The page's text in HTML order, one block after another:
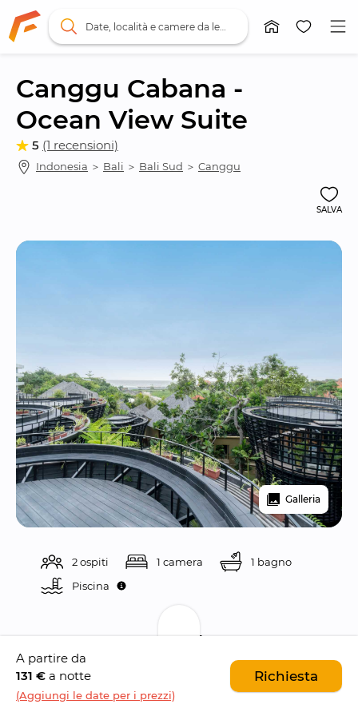
Canggu Cabana -
Ocean View Suite
5 (1 recensioni)
Indonesia ＞ Bali ＞ Bali Sud ＞ Canggu
SALVA
Galleria
2 ospiti 1 camera
1 bagno
Piscina
Descrizione
Canggu Cabana
è un moderno resort con un
A partire da
131 € a notte
(Aggiungi le date per i prezzi)
Richiesta